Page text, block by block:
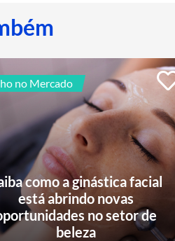
no Mercado
como a ginástica facial
está abrindo novas
no setor de
beleza